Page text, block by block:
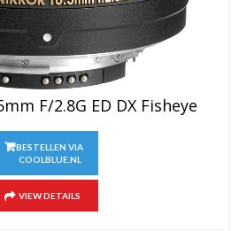
F/2.8G ED DX Fisheye
BESTELLEN VIA
COOLBLUE.NL
VIEW DETAILS